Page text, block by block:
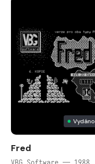
Vydáno
Fred
VBG Software — 1988